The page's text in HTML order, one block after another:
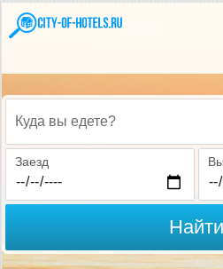
Куда вы едете?
Заезд
Найти